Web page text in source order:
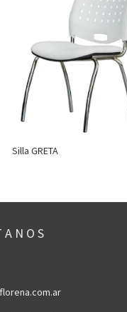
Silla GRETA
A N O S